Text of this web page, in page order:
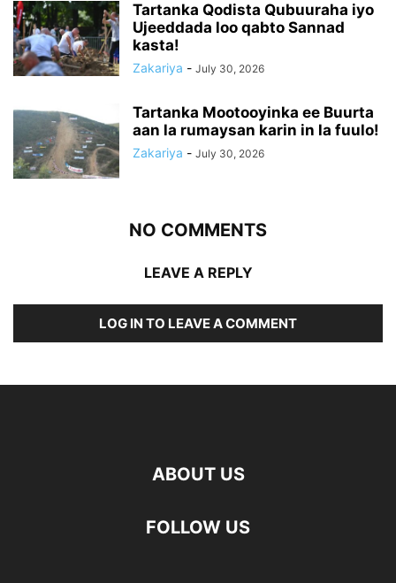
Tartanka Qodista Qubuuraha iyo
Ujeeddada loo qabto Sannad
kasta!
Zakariya - July 30, 2026
Tartanka Mootooyinka ee Buurta
aan la rumaysan karin in la fuulo!
Zakariya - July 30, 2026
NO COMMENTS
LEAVE A REPLY
LOG IN TO LEAVE A COMMENT
ABOUT US
FOLLOW US